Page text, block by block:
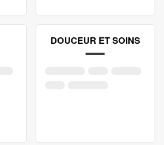
DOUCEUR ET SOINS